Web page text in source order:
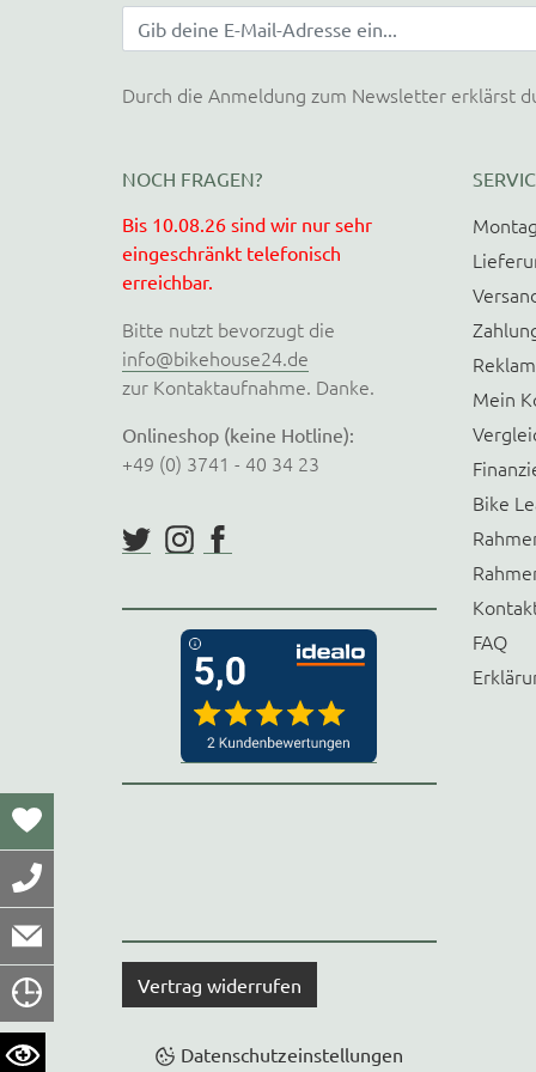
Durch die Anmeldung zum Newsletter erklärst
NOCH FRAGEN?
Bis 10.08.26 sind wir nur sehr
eingeschränkt telefonisch
erreichbar.
Bitte nutzt bevorzugt die
info@bikehouse24.de
zur Kontaktaufnahme. Danke.
Onlineshop (keine Hotline):
+49 (0) 3741 - 40 34 23
Vertrag widerrufen
Datenschutzeinstellungen
Mein
Bike
FAQ